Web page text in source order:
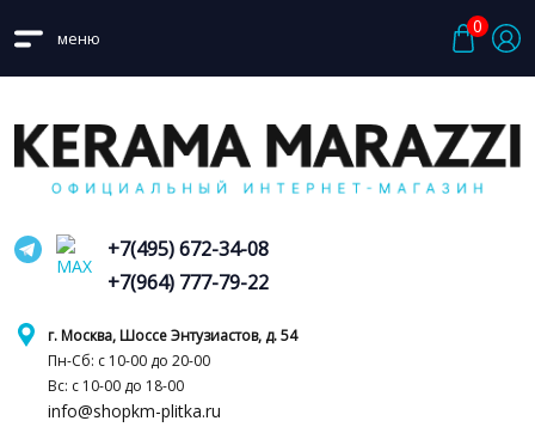
меню
0
г. Москва, Шоссе Энтузиастов, д. 54
Пн-Сб: с 10-00 до 20-00
Вс: с 10-00 до 18-00
info@shopkm-plitka.ru
+7(495) 672-34-08
+7(964) 777-79-22